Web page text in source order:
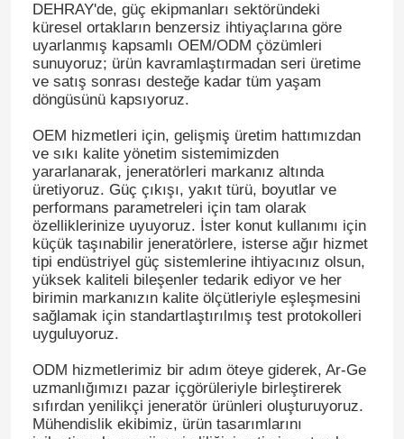
DEHRAY'de, güç ekipmanları sektöründeki
küresel ortakların benzersiz ihtiyaçlarına göre
uyarlanmış kapsamlı OEM/ODM çözümleri
sunuyoruz; ürün kavramlaştırmadan seri üretime
ve satış sonrası desteğe kadar tüm yaşam
döngüsünü kapsıyoruz.
OEM hizmetleri için, gelişmiş üretim hattımızdan
ve sıkı kalite yönetim sistemimizden
yararlanarak, jeneratörleri markanız altında
üretiyoruz. Güç çıkışı, yakıt türü, boyutlar ve
performans parametreleri için tam olarak
özelliklerinize uyuyoruz. İster konut kullanımı için
küçük taşınabilir jeneratörlere, isterse ağır hizmet
tipi endüstriyel güç sistemlerine ihtiyacınız olsun,
yüksek kaliteli bileşenler tedarik ediyor ve her
birimin markanızın kalite ölçütleriyle eşleşmesini
sağlamak için standartlaştırılmış test protokolleri
uyguluyoruz.
ODM hizmetlerimiz bir adım öteye giderek, Ar-Ge
uzmanlığımızı pazar içgörüleriyle birleştirerek
sıfırdan yenilikçi jeneratör ürünleri oluşturuyoruz.
Mühendislik ekibimiz, ürün tasarımlarını